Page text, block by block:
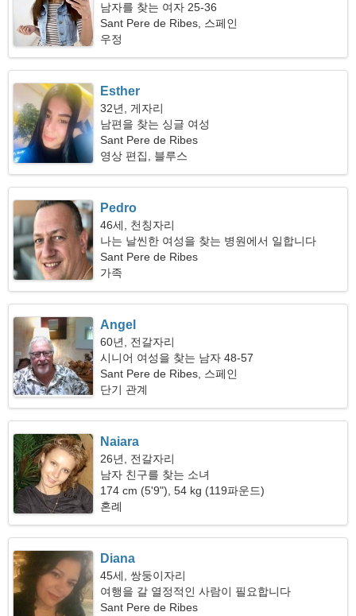
남자를 찾는 여자 25-36
Sant Pere de Ribes, 스페인
우정
Esther
32년, 게자리
남편을 찾는 싱글 여성
Sant Pere de Ribes
영상 편집, 블루스
Pedro
46세, 천칭자리
나는 날씬한 여성을 찾는 병원에서 일합니다
Sant Pere de Ribes
가족
Angel
60년, 전갈자리
시니어 여성을 찾는 남자 48-57
Sant Pere de Ribes, 스페인
단기 관계
Naiara
26년, 전갈자리
남자 친구를 찾는 소녀
174 cm (5'9"), 54 kg (119파운드)
혼례
Diana
45세, 쌍둥이자리
여행을 갈 열정적인 사람이 필요합니다
Sant Pere de Ribes